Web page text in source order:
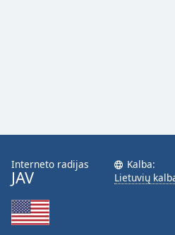
Interneto radijas
JAV
Kalba:
Lietuvių